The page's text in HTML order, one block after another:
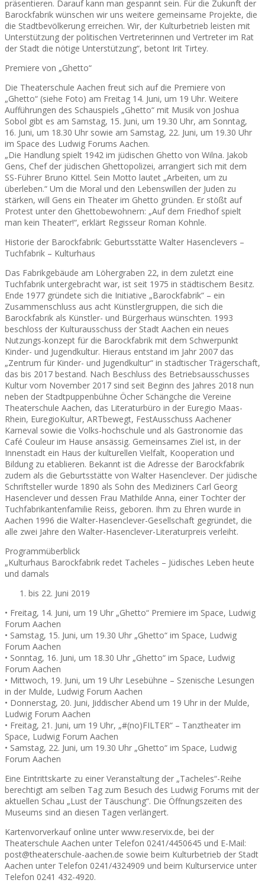
präsentieren. Darauf kann man gespannt sein. Für die Zukunft der
Barockfabrik wünschen wir uns weitere gemeinsame Projekte, die
die Stadtbevölkerung erreichen. Wir, der Kulturbetrieb leisten mit
Unterstützung der politischen Vertreterinnen und Vertreter im Rat
der Stadt die nötige Unterstützung“, betont Irit Tirtey.
Premiere von „Ghetto“
Die Theaterschule Aachen freut sich auf die Premiere von
„Ghetto“ (siehe Foto) am Freitag 14. Juni, um 19 Uhr. Weitere
Aufführungen des Schauspiels „Ghetto“ mit Musik von Joshua
Sobol gibt es am Samstag, 15. Juni, um 19.30 Uhr, am Sonntag,
16. Juni, um 18.30 Uhr sowie am Samstag, 22. Juni, um 19.30 Uhr
im Space des Ludwig Forums Aachen.
„Die Handlung spielt 1942 im jüdischen Ghetto von Wilna. Jakob
Gens, Chef der jüdischen Ghettopolizei, arrangiert sich mit dem
SS-Führer Bruno Kittel. Sein Motto lautet „Arbeiten, um zu
überleben.“ Um die Moral und den Lebenswillen der Juden zu
stärken, will Gens ein Theater im Ghetto gründen. Er stößt auf
Protest unter den Ghettobewohnern: „Auf dem Friedhof spielt
man kein Theater!“, erklärt Regisseur Roman Kohnle.
Historie der Barockfabrik: Geburtsstätte Walter Hasenclevers –
Tuchfabrik – Kulturhaus
Das Fabrikgebäude am Löhergraben 22, in dem zuletzt eine
Tuchfabrik untergebracht war, ist seit 1975 in städtischem Besitz.
Ende 1977 gründete sich die Initiative „Barockfabrik“ – ein
Zusammenschluss aus acht Künstlergruppen, die sich die
Barockfabrik als Künstler- und Bürgerhaus wünschten. 1993
beschloss der Kulturausschuss der Stadt Aachen ein neues
Nutzungs-konzept für die Barockfabrik mit dem Schwerpunkt
Kinder- und Jugendkultur. Hieraus entstand im Jahr 2007 das
„Zentrum für Kinder- und Jugendkultur“ in städtischer Trägerschaft,
das bis 2017 bestand. Nach Beschluss des Betriebsausschusses
Kultur vom November 2017 sind seit Beginn des Jahres 2018 nun
neben der Stadtpuppenbühne Öcher Schängche die Vereine
Theaterschule Aachen, das Literaturbüro in der Euregio Maas-
Rhein, EuregioKultur, ARTbewegt, FestAusschuss Aachener
Karneval sowie die Volks-hochschule und als Gastronomie das
Café Couleur im Hause ansässig. Gemeinsames Ziel ist, in der
Innenstadt ein Haus der kulturellen Vielfalt, Kooperation und
Bildung zu etablieren. Bekannt ist die Adresse der Barockfabrik
zudem als die Geburtsstätte von Walter Hasenclever. Der jüdische
Schriftsteller wurde 1890 als Sohn des Mediziners Carl Georg
Hasenclever und dessen Frau Mathilde Anna, einer Tochter der
Tuchfabrikantenfamilie Reiss, geboren. Ihm zu Ehren wurde in
Aachen 1996 die Walter-Hasenclever-Gesellschaft gegründet, die
alle zwei Jahre den Walter-Hasenclever-Literaturpreis verleiht.
Programmüberblick
„Kulturhaus Barockfabrik redet Tacheles – Jüdisches Leben heute
und damals
bis 22. Juni 2019
• Freitag, 14. Juni, um 19 Uhr „Ghetto“ Premiere im Space, Ludwig
Forum Aachen
• Samstag, 15. Juni, um 19.30 Uhr „Ghetto“ im Space, Ludwig
Forum Aachen
• Sonntag, 16. Juni, um 18.30 Uhr „Ghetto“ im Space, Ludwig
Forum Aachen
• Mittwoch, 19. Juni, um 19 Uhr Lesebühne – Szenische Lesungen
in der Mulde, Ludwig Forum Aachen
• Donnerstag, 20. Juni, Jiddischer Abend um 19 Uhr in der Mulde,
Ludwig Forum Aachen
• Freitag, 21. Juni, um 19 Uhr, „#(no)FILTER“ – Tanztheater im
Space, Ludwig Forum Aachen
• Samstag, 22. Juni, um 19.30 Uhr „Ghetto“ im Space, Ludwig
Forum Aachen
Eine Eintrittskarte zu einer Veranstaltung der „Tacheles“-Reihe
berechtigt am selben Tag zum Besuch des Ludwig Forums mit der
aktuellen Schau „Lust der Täuschung“. Die Öffnungszeiten des
Museums sind an diesen Tagen verlängert.
Kartenvorverkauf online unter www.reservix.de, bei der
Theaterschule Aachen unter Telefon 0241/4450645 und E-Mail:
post@theaterschule-aachen.de sowie beim Kulturbetrieb der Stadt
Aachen unter Telefon 0241/4324909 und beim Kulturservice unter
Telefon 0241 432-4920.